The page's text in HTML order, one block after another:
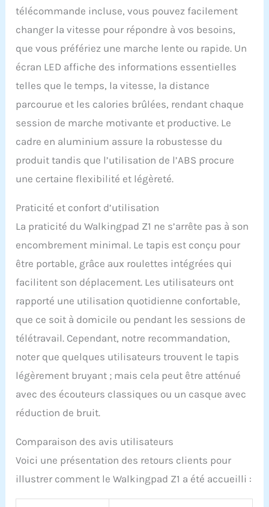
télécommande incluse, vous pouvez facilement
changer la vitesse pour répondre à vos besoins,
que vous préfériez une marche lente ou rapide. Un
écran LED affiche des informations essentielles
telles que le temps, la vitesse, la distance
parcourue et les calories brûlées, rendant chaque
session de marche motivante et productive. Le
cadre en aluminium assure la robustesse du
produit tandis que l’utilisation de l’ABS procure
une certaine flexibilité et légèreté.
Praticité et confort d’utilisation
La praticité du Walkingpad Z1 ne s’arrête pas à son
encombrement minimal. Le tapis est conçu pour
être portable, grâce aux roulettes intégrées qui
facilitent son déplacement. Les utilisateurs ont
rapporté une utilisation quotidienne confortable,
que ce soit à domicile ou pendant les sessions de
télétravail. Cependant, notre recommandation,
noter que quelques utilisateurs trouvent le tapis
légèrement bruyant ; mais cela peut être atténué
avec des écouteurs classiques ou un casque avec
réduction de bruit.
Comparaison des avis utilisateurs
Voici une présentation des retours clients pour
illustrer comment le Walkingpad Z1 a été accueilli :